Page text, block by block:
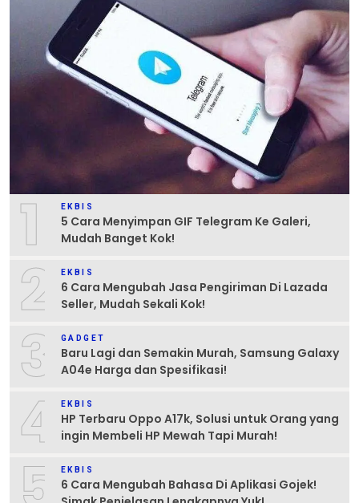
1 EKBIS
5 Cara Menyimpan GIF Telegram Ke Galeri,
Mudah Banget Kok!
2 EKBIS
6 Cara Mengubah Jasa Pengiriman Di Lazada
Seller, Mudah Sekali Kok!
3 GADGET
Baru Lagi dan Semakin Murah, Samsung Galaxy
A04e Harga dan Spesifikasi!
4 EKBIS
HP Terbaru Oppo A17k, Solusi untuk Orang yang
ingin Membeli HP Mewah Tapi Murah!
EKBIS
6 Cara Mengubah Bahasa Di Aplikasi Gojek!